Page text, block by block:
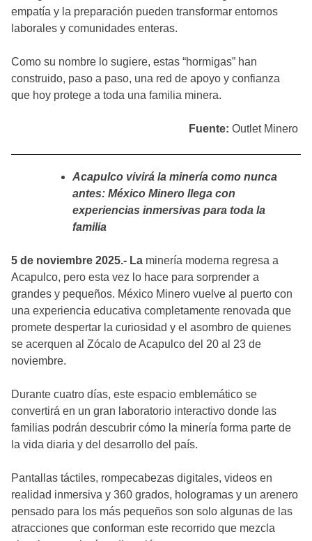
empatía y la preparación pueden transformar entornos
laborales y comunidades enteras.
Como su nombre lo sugiere, estas “hormigas” han
construido, paso a paso, una red de apoyo y confianza
que hoy protege a toda una familia minera.
Fuente: Outlet Minero
Acapulco vivirá la minería como nunca
antes: México Minero llega con
experiencias inmersivas para toda la
familia
5 de noviembre 2025.- La minería moderna regresa a
Acapulco, pero esta vez lo hace para sorprender a
grandes y pequeños. México Minero vuelve al puerto con
una experiencia educativa completamente renovada que
promete despertar la curiosidad y el asombro de quienes
se acerquen al Zócalo de Acapulco del 20 al 23 de
noviembre.
Durante cuatro días, este espacio emblemático se
convertirá en un gran laboratorio interactivo donde las
familias podrán descubrir cómo la minería forma parte de
la vida diaria y del desarrollo del país.
Pantallas táctiles, rompecabezas digitales, videos en
realidad inmersiva y 360 grados, hologramas y un arenero
pensado para los más pequeños son solo algunas de las
atracciones que conforman este recorrido que mezcla